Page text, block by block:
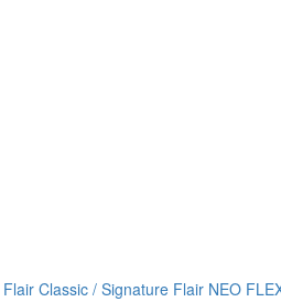
Flair Classic / Signature Flair NEO